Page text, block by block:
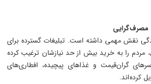
نقش مهمی داشته است. تبلیغات گسترده برای
را به خرید بیش از حد نیازشان ترغیب کرده
گران‌قیمت و غذاهای پیچیده، افطاری‌های
کرده‌اند.